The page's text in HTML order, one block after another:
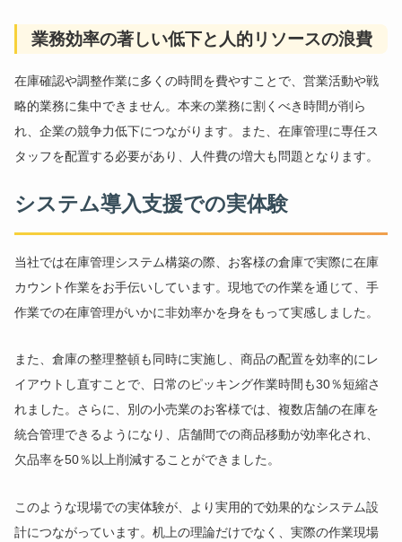
業務効率の著しい低下と人的リソースの浪費
在庫確認や調整作業に多くの時間を費やすことで、営業活動や戦
略的業務に集中できません。本来の業務に割くべき時間が削ら
れ、企業の競争力低下につながります。また、在庫管理に専任ス
タッフを配置する必要があり、人件費の増大も問題となります。
システム導入支援での実体験
当社では在庫管理システム構築の際、お客様の倉庫で実際に在庫
カウント作業をお手伝いしています。現地での作業を通じて、手
作業での在庫管理がいかに非効率かを身をもって実感しました。
また、倉庫の整理整頓も同時に実施し、商品の配置を効率的にレ
イアウトし直すことで、日常のピッキング作業時間も30％短縮さ
れました。さらに、別の小売業のお客様では、複数店舗の在庫を
統合管理できるようになり、店舗間での商品移動が効率化され、
欠品率を50％以上削減することができました。
このような現場での実体験が、より実用的で効果的なシステム設
計につながっています。机上の理論だけでなく、実際の作業現場